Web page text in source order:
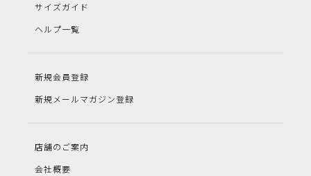
サイズガイド
ヘルプ一覧
新規会員登録
新規メールマガジン登録
店舗のご案内
会社概要